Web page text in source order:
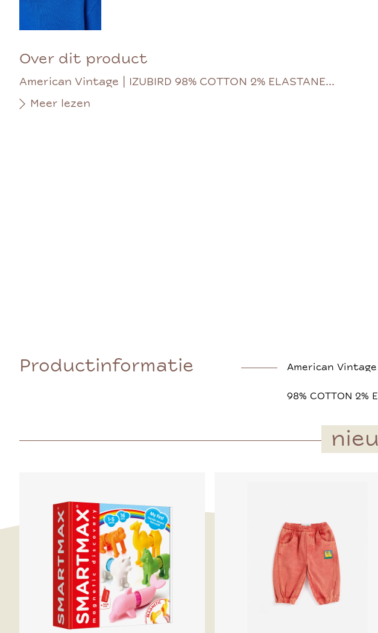
Over dit product
American Vintage | IZUBIRD 98% COTTON 2% ELASTANE...
Meer lezen
Productinformatie American Vintage
98% COTTON 2%